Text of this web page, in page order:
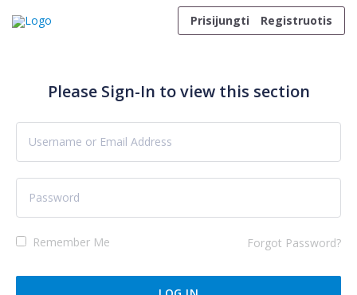
Prisijungti
Registruotis
Please Sign-In to view this section
Remember Me Forgot Password?